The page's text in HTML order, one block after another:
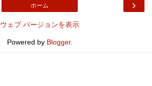
›
ホーム
ウェブ バージョンを表示
Powered by Blogger.